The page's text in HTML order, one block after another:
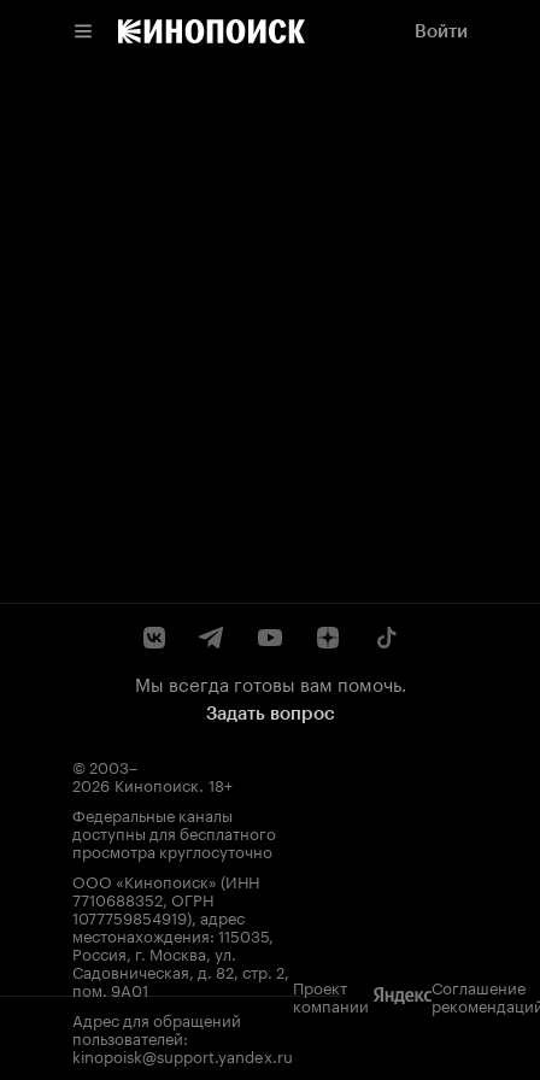
Войти
Мы всегда готовы вам помочь.
Задать вопрос
© 2003–
2026 Кинопоиск. 18+
Федеральные каналы
доступны для бесплатного
просмотра круглосуточно
ООО «Кинопоиск» (ИНН
7710688352, ОГРН
1077759854919), адрес
местонахождения: 115035,
Россия, г. Москва, ул.
Садовническая, д. 82, стр. 2,
пом. 9А01
Адрес для обращений
пользователей:
kinopoisk@support.yandex.ru
Проект
компании
Соглашение